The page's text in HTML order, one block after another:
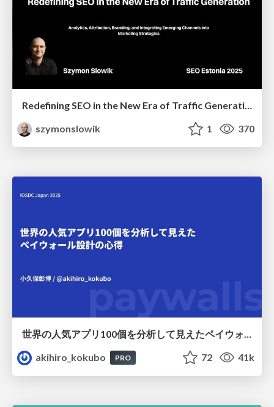
Redefining SEO in the New Era of Traffic Generation
szymonslowik
1 370
akihiro_kokubo
PRO 72 41k